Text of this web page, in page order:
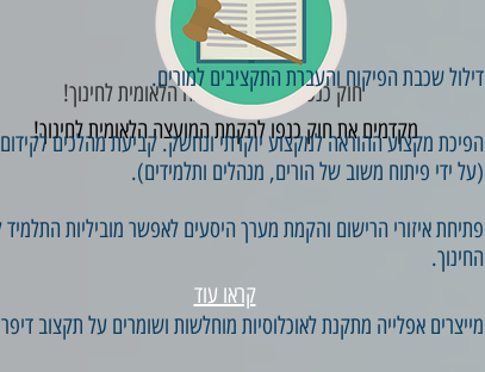
מחוקקים
חוק כנפו להקמת המועצה הלאומית לחינוך!
מקדמים את חוק כנפו להקמת המועצה הלאומית לחינוך!
קראו עוד
דילול שכבת הפיקוח והעברת התקציבים למורים.
הפיכת מקצוע ההוראה למקצוע יוקרתי ונחשק. קביעת מהלכים
(על ידי פיתוח משוב של הורים, מנהלים ותלמידים).
החינוך.
מייצרים אפלייה מתקנת לאוכלוסיות מוחלשות ושומרים על תקצוב